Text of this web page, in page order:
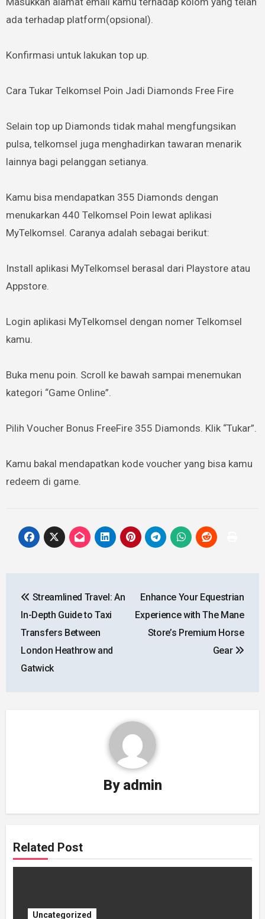
ada terhadap platform(opsional).
Konfirmasi untuk lakukan top up.
Cara Tukar Telkomsel Poin Jadi Diamonds Free Fire
Selain top up Diamonds tidak mahal mengfungsikan
pulsa, telkomsel juga menghadirkan tawaran menarik
lainnya bagi pelanggan setianya.
Kamu bisa mendapatkan 355 Diamonds dengan
menukarkan 440 Telkomsel Poin lewat aplikasi
MyTelkomsel. Caranya adalah sebagai berikut:
Install aplikasi MyTelkomsel berasal dari Playstore atau
Appstore.
Login aplikasi MyTelkomsel dengan nomer Telkomsel
kamu.
Buka menu poin. Scroll ke bawah sampai menemukan
kategori “Game Online”.
Pilih Voucher Bonus FreeFire 355 Diamonds. Klik “Tukar”.
Kamu bakal mendapatkan kode voucher yang bisa kamu
redeem di game.
navigation
Streamlined Travel: An
In-Depth Guide to Taxi
Transfers Between
London Heathrow and
Gatwick
Enhance Your Equestrian
Experience with The Mane
Store’s Premium Horse
Gear
By admin
Related Post
Uncategorized